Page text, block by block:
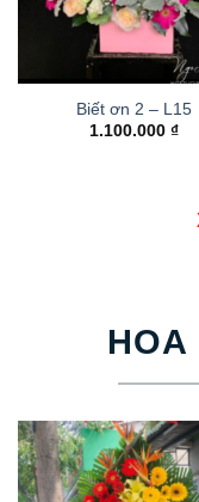
Biết ơn 2 – L15
1.100.000 ₫
HOA